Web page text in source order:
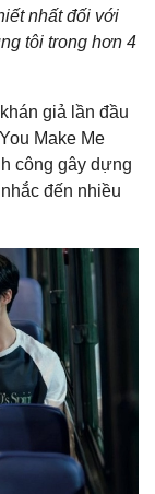
nhất đối với
tôi trong hơn 4
giả lần đầu
Make Me
công gây dựng
đến nhiều